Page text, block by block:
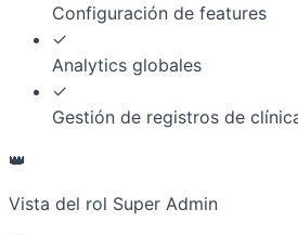
Configuración de features
✓
Analytics globales
✓
Gestión de registros de
👑
Vista del rol Super Admin